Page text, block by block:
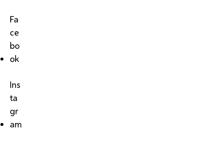
Fa
ce
bo
ok
Ins
ta
gr
am